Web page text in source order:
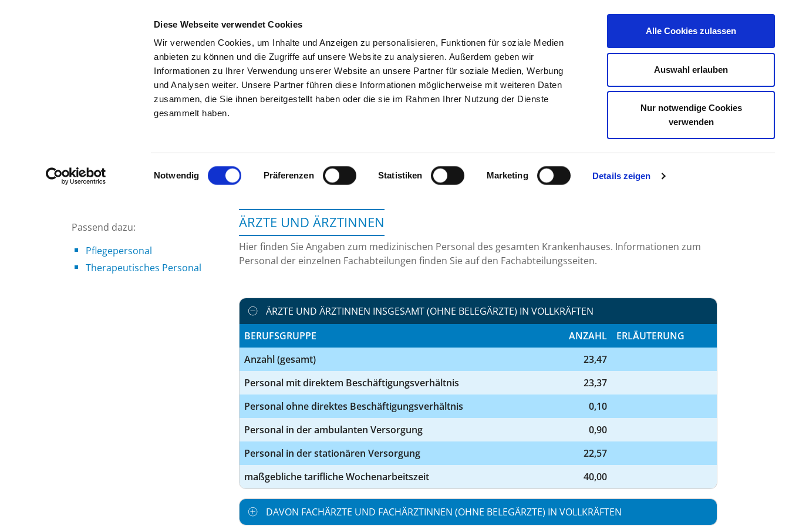
Diese Webseite verwendet Cookies
Wir verwenden Cookies, um Inhalte und Anzeigen zu personalisieren, Funktionen für soziale Medien
anbieten zu können und die Zugriffe auf unsere Website zu analysieren. Außerdem geben wir
Informationen zu Ihrer Verwendung unserer Website an unsere Partner für soziale Medien, Werbung
und Analysen weiter. Unsere Partner führen diese Informationen möglicherweise mit weiteren Daten
zusammen, die Sie ihnen bereitgestellt haben oder die sie im Rahmen Ihrer Nutzung der Dienste
gesammelt haben.
Einwilligungsauswahl
Notwendig Präferenzen Statistiken Marketing Details zeigen
Alle Cookies zulassen
Auswahl erlauben
Nur notwendige Cookies
verwenden
SUCHEN TIPPS & HILFE DAS DKV STELLENBÖRSE KONTAKT IHRE MEINUNG
Zur Krankenhaus-Startseite
Passend dazu:
Pflegepersonal
Therapeutisches Personal
ÄRZTE UND ÄRZTINNEN
Hier finden Sie Angaben zum medizinischen Personal des gesamten Krankenhauses. Informationen zum
Personal der einzelnen Fachabteilungen finden Sie auf den Fachabteilungsseiten.
ÄRZTE UND ÄRZTINNEN INSGESAMT (OHNE BELEGÄRZTE) IN VOLLKRÄFTEN
BERUFSGRUPPE
ANZAHL
ERLÄUTERUNG
Anzahl (gesamt)
23,47
Personal mit direktem Beschäftigungsverhältnis
23,37
Personal ohne direktes Beschäftigungsverhältnis
0,10
Personal in der ambulanten Versorgung
0,90
Personal in der stationären Versorgung
22,57
maßgebliche tarifliche Wochenarbeitszeit
40,00
DAVON FACHÄRZTE UND FACHÄRZTINNEN (OHNE BELEGÄRZTE) IN VOLLKRÄFTEN